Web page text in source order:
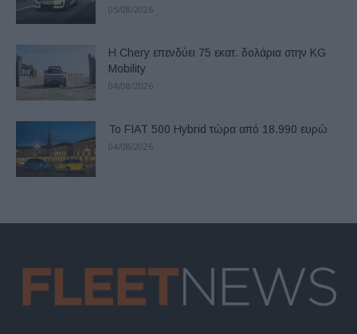
05/08/2026
Η Chery επενδύει 75 εκατ. δολάρια στην KG
Mobility
04/08/2026
Το FIAT 500 Hybrid τώρα από 18.990 ευρώ
04/08/2026